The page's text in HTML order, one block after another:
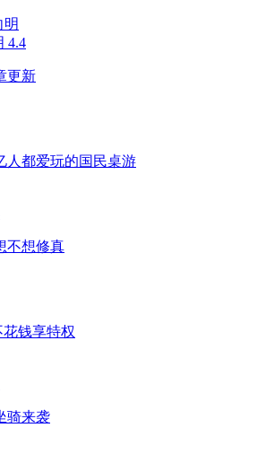
4.4
更新
人都爱玩的国民桌游
不想修真
钱享特权
骑来袭